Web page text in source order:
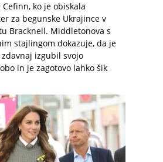
ko je obiskala
za begunske Ukrajince v
Bracknell. Middletonova s
stajlingom dokazuje, da je
izgubil svojo
in je zagotovo lahko šik